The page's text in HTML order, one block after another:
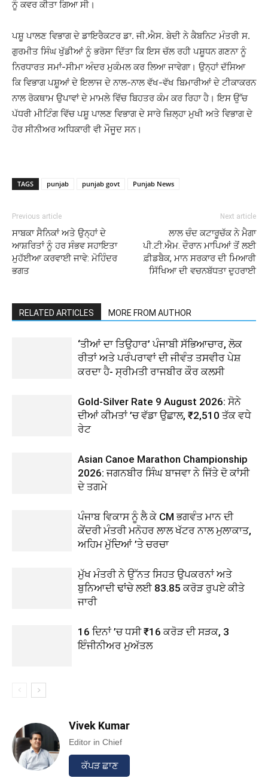
ਨੂੰ ਕਵਰ ਕੀਤਾ ਗਿਆ ਸੀ।
ਪਸ਼ੂ ਪਾਲਣ ਵਿਭਾਗ ਦੇ ਡਾਇਰੈਕਟਰ ਡਾ. ਜੀ.ਐਸ. ਬੇਦੀ ਨੇ ਕੈਬਨਿਟ ਮੰਤਰੀ ਸ.
ਗੁਰਮੀਤ ਸਿੰਘ ਖੁੱਡੀਆਂ ਨੂੰ ਭਰੋਸਾ ਦਿੱਤਾ ਕਿ ਇਸ ਚੱਲ ਰਹੀ ਪਸ਼ੂਧਨ ਗਣਨਾ ਨੂੰ
ਨਿਰਧਾਰਤ ਸਮਾਂ-ਸੀਮਾ ਅੰਦਰ ਮੁਕੰਮਲ ਕਰ ਲਿਆ ਜਾਵੇਗਾ। ਉਨ੍ਹਾਂ ਦੱਸਿਆ
ਕਿ ਵਿਭਾਗ ਪਸ਼ੂਆਂ ਦੇ ਇਲਾਜ ਦੇ ਨਾਲ-ਨਾਲ ਵੱਖ-ਵੱਖ ਬਿਮਾਰੀਆਂ ਦੇ ਟੀਕਾਕਰਨ
ਨਾਲ ਰੋਕਥਾਮ ਉਪਾਵਾਂ ਦੇ ਮਾਮਲੇ ਵਿੱਚ ਬਿਹਤਰ ਕੰਮ ਕਰ ਰਿਹਾ ਹੈ। ਇਸ ਉੱਚ
ਪੱਧਰੀ ਮੀਟਿੰਗ ਵਿੱਚ ਪਸ਼ੂ ਪਾਲਣ ਵਿਭਾਗ ਦੇ ਸਾਰੇ ਜ਼ਿਲ੍ਹਾ ਮੁਖੀ ਅਤੇ ਵਿਭਾਗ ਦੇ
ਹੋਰ ਸੀਨੀਅਰ ਅਧਿਕਾਰੀ ਵੀ ਮੌਜੂਦ ਸਨ।
TAGS punjab punjab govt Punjab News
Previous article
ਸਾਬਕਾ ਸੈਨਿਕਾਂ ਅਤੇ ਉਨ੍ਹਾਂ ਦੇ
ਆਸ਼ਰਿਤਾਂ ਨੂੰ ਹਰ ਸੰਭਵ ਸਹਾਇਤਾ
ਮੁਹੱਈਆ ਕਰਵਾਈ ਜਾਵੇ: ਮੋਹਿੰਦਰ
ਭਗਤ
Next article
ਲਾਲ ਚੰਦ ਕਟਾਰੂਚੱਕ ਨੇ ਮੈਗਾ
ਪੀ.ਟੀ.ਐਮ. ਦੌਰਾਨ ਮਾਪਿਆਂ ਤੋਂ ਲਈ
ਫ਼ੀਡਬੈਕ, ਮਾਨ ਸਰਕਾਰ ਦੀ ਮਿਆਰੀ
ਸਿੱਖਿਆ ਦੀ ਵਚਨਬੱਧਤਾ ਦੁਹਰਾਈ
RELATED ARTICLES MORE FROM AUTHOR
‘ਤੀਆਂ ਦਾ ਤਿਉਹਾਰ’ ਪੰਜਾਬੀ ਸੱਭਿਆਚਾਰ, ਲੋਕ
ਰੀਤਾਂ ਅਤੇ ਪਰੰਪਰਾਵਾਂ ਦੀ ਜੀਵੰਤ ਤਸਵੀਰ ਪੇਸ਼
ਕਰਦਾ ਹੈ- ਸ੍ਰੀਮਤੀ ਰਾਜਬੀਰ ਕੌਰ ਕਲਸੀ
Gold-Silver Rate 9 August 2026: ਸੋਨੇ
ਦੀਆਂ ਕੀਮਤਾਂ ’ਚ ਵੱਡਾ ਉਛਾਲ, ₹2,510 ਤੱਕ ਵਧੇ
ਰੇਟ
Asian Canoe Marathon Championship
2026: ਜਗਨਬੀਰ ਸਿੰਘ ਬਾਜਵਾ ਨੇ ਜਿੱਤੇ ਦੋ ਕਾਂਸੀ
ਦੇ ਤਗਮੇ
ਪੰਜਾਬ ਵਿਕਾਸ ਨੂੰ ਲੈ ਕੇ CM ਭਗਵੰਤ ਮਾਨ ਦੀ
ਕੇਂਦਰੀ ਮੰਤਰੀ ਮਨੋਹਰ ਲਾਲ ਖੱਟਰ ਨਾਲ ਮੁਲਾਕਾਤ,
ਅਹਿਮ ਮੁੱਦਿਆਂ ’ਤੇ ਚਰਚਾ
ਮੁੱਖ ਮੰਤਰੀ ਨੇ ਉੱਨਤ ਸਿਹਤ ਉਪਕਰਨਾਂ ਅਤੇ
ਬੁਨਿਆਦੀ ਢਾਂਚੇ ਲਈ 83.85 ਕਰੋੜ ਰੁਪਏ ਕੀਤੇ
ਜਾਰੀ
16 ਦਿਨਾਂ ’ਚ ਧਸੀ ₹16 ਕਰੋੜ ਦੀ ਸੜਕ, 3
ਇੰਜੀਨੀਅਰ ਮੁਅੱਤਲ
Vivek Kumar
Editor in Chief
ਕੱਪੜ ਛਾਣ